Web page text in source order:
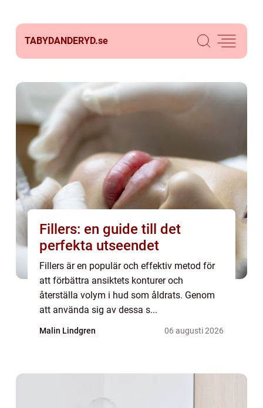
TABYDANDERYD.se
Fillers: en guide till det
perfekta utseendet
Fillers är en populär och effektiv metod för
att förbättra ansiktets konturer och
återställa volym i hud som åldrats. Genom
att använda sig av dessa s...
Malin Lindgren 06 augusti 2026